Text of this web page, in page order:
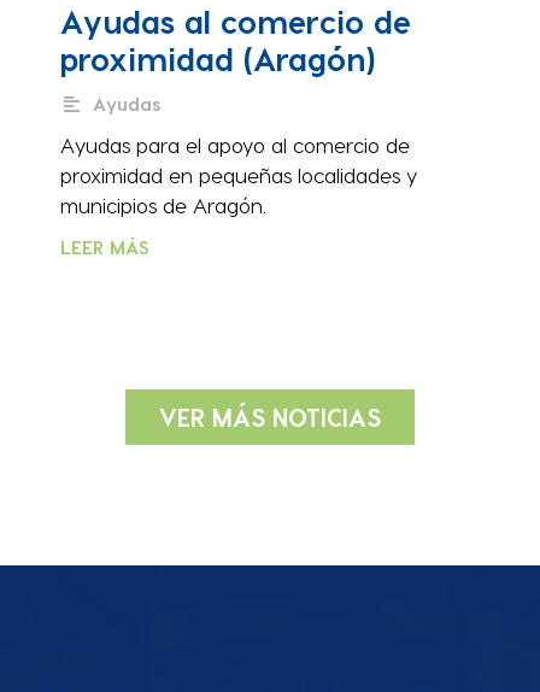
Ayudas al comercio de
proximidad (Aragón)
Ayudas
Ayudas para el apoyo al comercio de
proximidad en pequeñas localidades y
municipios de Aragón.
LEER MÁS
VER MÁS NOTICIAS